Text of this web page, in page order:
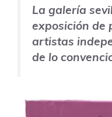
La galería
exposición de
artistas
de lo